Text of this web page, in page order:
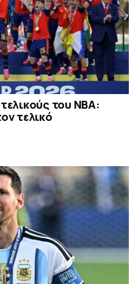
του ΝΒΑ:
τελικό